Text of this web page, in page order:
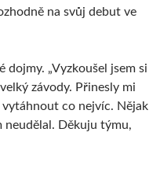
na svůj debut ve
dojmy. „Vyzkoušel jsem si
závody. Přinesly mi
vytáhnout co nejvíc. Nějak
neudělal. Děkuju týmu,